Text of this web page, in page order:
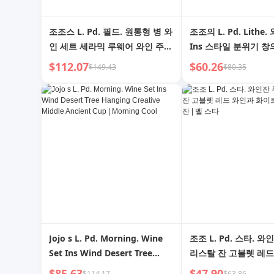
조조스 L. Pd. 필드. 원통형 병 와
인 세트 세라믹 루웨어 와인 주전
자 술 분리기 고급 | 토다
$112.07$149.43
조조의 L. Pd. Lithe.
Ins 스타일 분위기 창
리스마스 트리 잔 와
Manmiao
$60.26$80.35
Jojo s L. Pd. Morning. Wine
Set Ins Wind Desert Tree
Hanging Creative Middle
조조 L. Pd. 스타. 와
리스탈 잔 고블렛 레
이트 포도 샴페인 잔